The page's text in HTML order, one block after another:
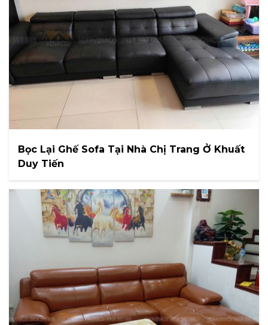
Bọc Lại Ghế Sofa Tại Nhà Chị Trang Ở Khuất
Duy Tiến